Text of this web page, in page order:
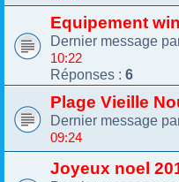
Equipement
Dernier message
10:22
Réponses : 6
Plage Vieille
Dernier message
09:24
Joyeux noel